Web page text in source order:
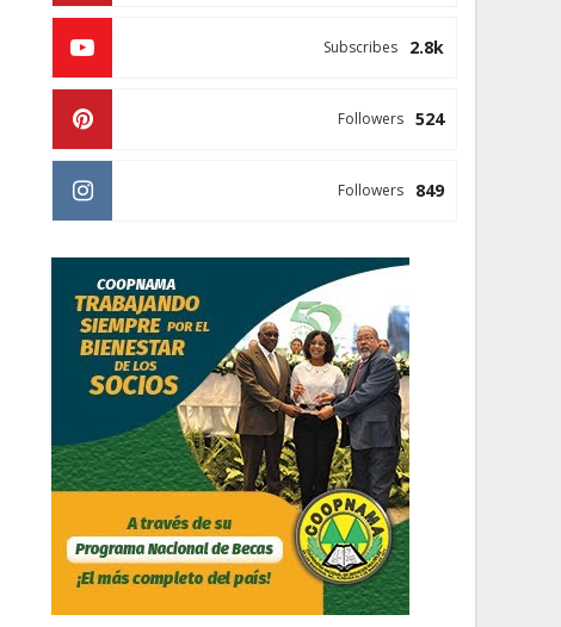
2.8k
Subscribes
524
Followers
849
Followers